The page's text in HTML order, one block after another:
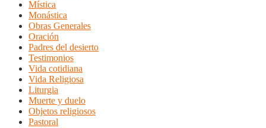
Mística
Monástica
Obras Generales
Oración
Padres del desierto
Testimonios
Vida cotidiana
Vida Religiosa
Liturgia
Muerte y duelo
Objetos religiosos
Pastoral